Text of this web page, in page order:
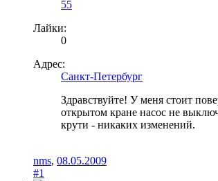
55
Лайки:
0
Адрес:
Санкт-Петербург
Здравствуйте! У меня стоит
открытом кране насос не
крути - никаких изменений.
nms, 08.05.2009
#1